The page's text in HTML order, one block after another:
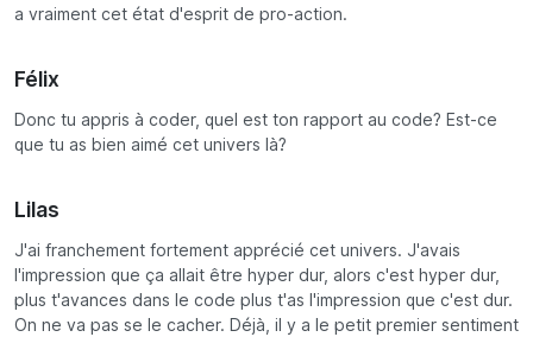
a vraiment cet état d'esprit de pro-action.
Félix
Donc tu appris à coder, quel est ton rapport au code? Est-ce
que tu as bien aimé cet univers là?
Lilas
J'ai franchement fortement apprécié cet univers. J'avais
l'impression que ça allait être hyper dur, alors c'est hyper dur,
plus t'avances dans le code plus t'as l'impression que c'est dur.
On ne va pas se le cacher. Déjà, il y a le petit premier sentiment